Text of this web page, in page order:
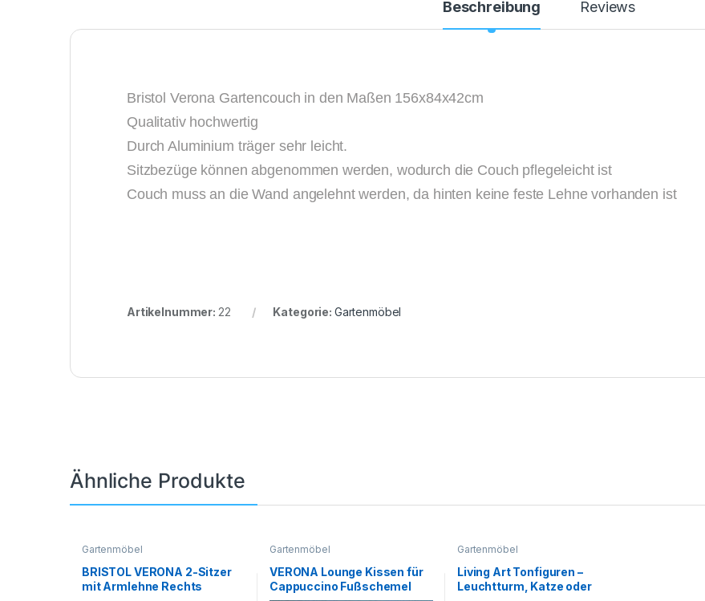
Beschreibung Reviews
Bristol Verona Gartencouch in den Maßen 156x84x42cm
Qualitativ hochwertig
Durch Aluminium träger sehr leicht.
Sitzbezüge können abgenommen werden, wodurch die Couch pflegeleicht ist
Couch muss an die Wand angelehnt werden, da hinten keine feste Lehne vorhanden ist
Artikelnummer: 22 Kategorie: Gartenmöbel
Ähnliche Produkte
Gartenmöbel
BRISTOL VERONA 2-Sitzer
mit Armlehne Rechts
Gartenmöbel
VERONA Lounge Kissen für
Cappuccino Fußschemel
Gartenmöbel
Living Art Tonfiguren –
Leuchtturm, Katze oder